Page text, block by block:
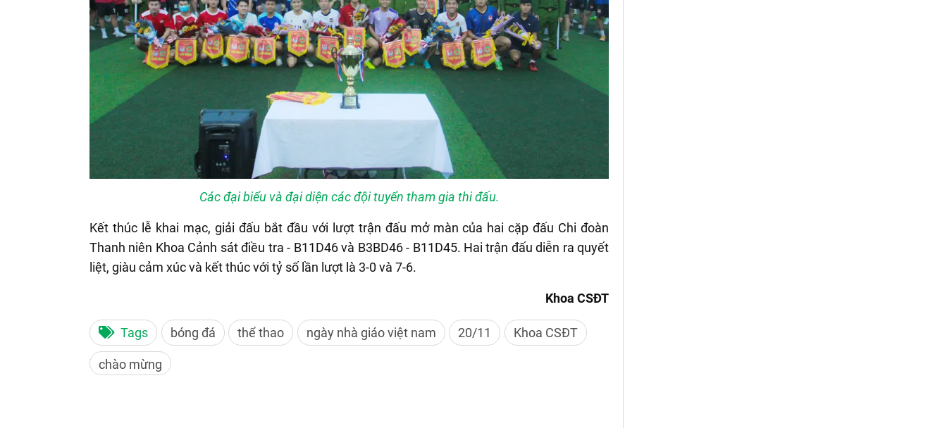
Các đại biểu và đại diện các đội tuyển tham gia thi đấu.
Kết thúc lễ khai mạc, giải đấu bắt đầu với lượt trận đấu mở màn của hai cặp đấu Chi đoàn
Thanh niên Khoa Cảnh sát điều tra - B11D46 và B3BD46 - B11D45. Hai trận đấu diễn ra quyết
liệt, giàu cảm xúc và kết thúc với tỷ số lần lượt là 3-0 và 7-6.
Khoa CSĐT
Tags bóng đá thể thao ngày nhà giáo việt nam 20/11 Khoa CSĐT
chào mừng